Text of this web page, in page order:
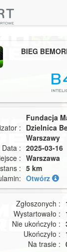
BIEG
:
Fundacja
Dzielnica
Warszawy
Data : 2025-03-16
: Warszawa
: 5 km
Otwórz
Zgłoszonych :
Wystartowało :
Nie ukończyło :
Ukończyło :
Na trasie :